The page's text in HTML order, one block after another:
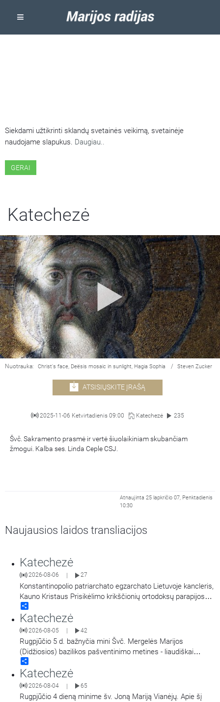
Siekdami užtikrinti sklandų svetainės veikimą, svetainėje
naudojame slapukus. Daugiau..
GERAI
Katechezė
Nuotrauka: Christ's face, Deësis mosaic in sunlight, Hagia Sophia / Steven Zucker
ATSISIŲSKITE ĮRAŠĄ
2025-11-06 Ketvirtadienis 09:00 Katechezė 235
Švč. Sakramento prasmė ir vertė šiuolaikiniam skubančiam
žmogui. Kalba ses. Linda Ceple CSJ.
Atnaujinta 25 lapkričio 07, Penktadienis
10:30
Naujausios laidos transliacijos
Katechezė
2026-08-06 27
Konstantinopolio patriarchato egzarchato Lietuvoje kancleris,
Kauno Kristaus Prisikėlimo krikščionių ortodoksų parapijos
klebonas kunigas Vitalijus Mockus pasakoja apie Kristaus
Atsimainymo šventę. Kalbina Regina Statkuvienė.
Katechezė
2026-08-05 42
Rugpjūčio 5 d. bažnyčia mini Švč. Mergelės Marijos
(Didžiosios) bazilikos pašventinimo metines - liaudiškai
vadinamą Marijos Snieginės švente. Šiluvos Švč. Mergelės
Marijos Gimimo bazilika, popiežiaus Pranciškaus sprendimu
yra paskelbta dvasine Marijos Didžiosios bazilikos dukterimi,
turint teisę teikti visas dvasines Romos šventovės
…
Katechezė
2026-08-04 | 65
Rugpjūčio 4 dieną minime šv. Joną Mariją Vianėjų. Apie šį